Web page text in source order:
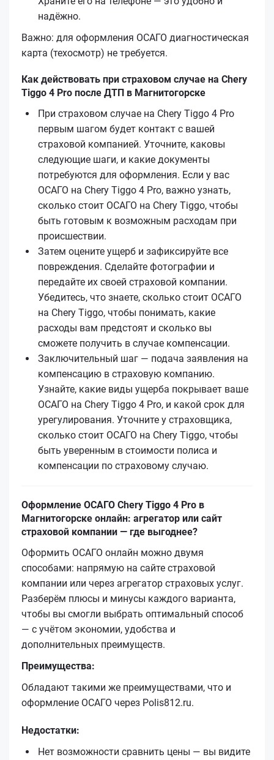
надёжно.
Важно: для оформления ОСАГО диагностическая
карта (техосмотр) не требуется.
Как действовать при страховом случае на Chery
Tiggo 4 Pro после ДТП в Магнитогорске
При страховом случае на Chery Tiggo 4 Pro
первым шагом будет контакт с вашей
страховой компанией. Уточните, каковы
следующие шаги, и какие документы
потребуются для оформления. Если у вас
ОСАГО на Chery Tiggo 4 Pro, важно узнать,
сколько стоит ОСАГО на Chery Tiggo, чтобы
быть готовым к возможным расходам при
происшествии.
Затем оцените ущерб и зафиксируйте все
повреждения. Сделайте фотографии и
передайте их своей страховой компании.
Убедитесь, что знаете, сколько стоит ОСАГО
на Chery Tiggo, чтобы понимать, какие
расходы вам предстоят и сколько вы
сможете получить в случае компенсации.
Заключительный шаг — подача заявления на
компенсацию в страховую компанию.
Узнайте, какие виды ущерба покрывает ваше
ОСАГО на Chery Tiggo 4 Pro, и какой срок для
урегулирования. Уточните у страховщика,
сколько стоит ОСАГО на Chery Tiggo, чтобы
быть уверенным в стоимости полиса и
компенсации по страховому случаю.
Оформление ОСАГО Chery Tiggo 4 Pro в
Магнитогорске онлайн: агрегатор или сайт
страховой компании — где выгоднее?
Оформить ОСАГО онлайн можно двумя
способами: напрямую на сайте страховой
компании или через агрегатор страховых услуг.
Разберём плюсы и минусы каждого варианта,
чтобы вы смогли выбрать оптимальный способ
— с учётом экономии, удобства и
дополнительных преимуществ.
Преимущества:
Обладают такими же преимуществами, что и
оформление ОСАГО через Polis812.ru.
Недостатки:
Нет возможности сравнить цены — вы видите